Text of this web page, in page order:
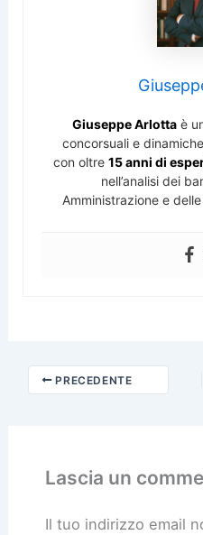
Giuseppe Arlottaè
concorsuali e
con oltre 15 anni di
nell’analisi dei
Amministrazione e
PRECEDENTE
Lascia un
Il tuo indirizzo email